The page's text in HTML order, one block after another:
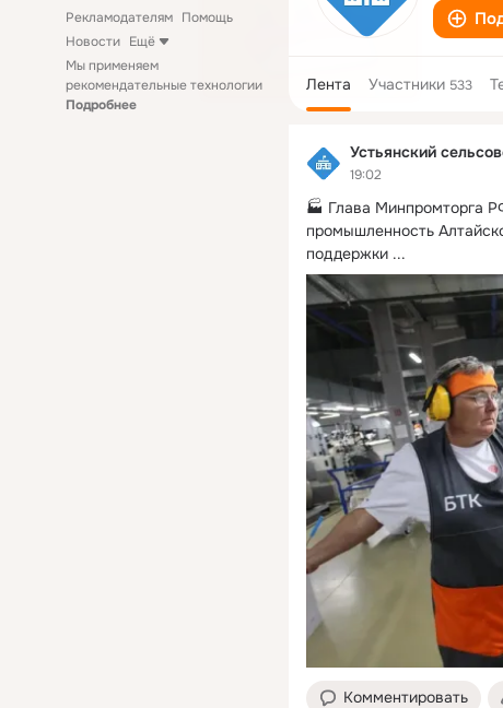
Рекламодателям Помощь
Новости Ещё
Мы применяем
рекомендательные технологии
Подробнее
Лента Участники 533
Устьянский
19:02
🏭 Глава Минпромторга
промышленность
поддержки ...
Комментировать